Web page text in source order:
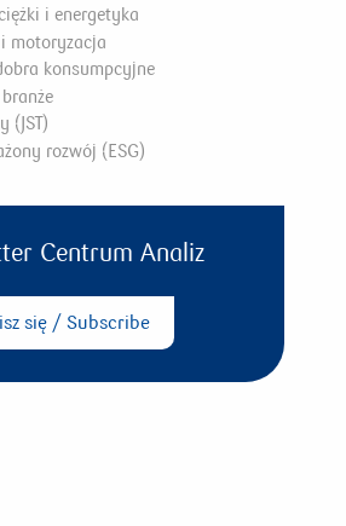
i energetyka
motoryzacja
konsumpcyjne
branże
(JST)
rozwój (ESG)
Centrum Analiz
się / Subscribe